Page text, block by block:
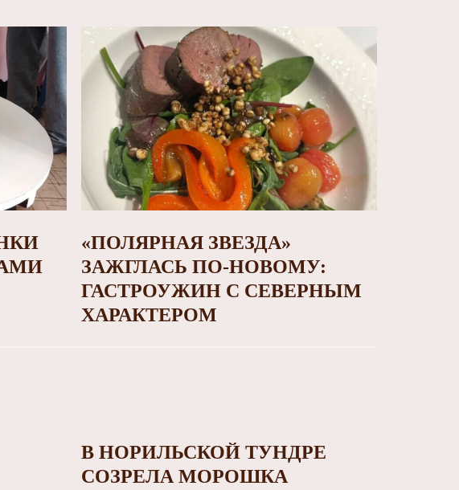
«ПОЛЯРНАЯ ЗВЕЗДА»
ЗАЖГЛАСЬ ПО‑НОВОМУ:
ГАСТРОУЖИН С СЕВЕРНЫМ
ХАРАКТЕРОМ
В НОРИЛЬСКОЙ ТУНДРЕ
СОЗРЕЛА МОРОШКА